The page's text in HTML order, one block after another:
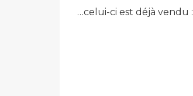
…celui-ci est déjà vendu :